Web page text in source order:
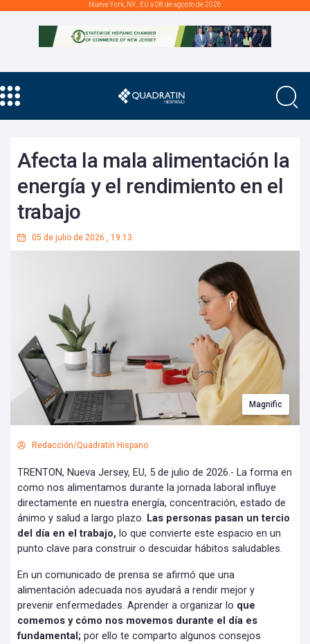
Nueva York, NY., EU a 08 de agosto de 2026
Afecta la mala alimentación la
energía y el rendimiento en el
trabajo
05 de julio de 2026 , 19:13
Magnific
Redacción/Quadratín Hispano
TRENTON, Nueva Jersey, EU, 5 de julio de 2026.- La forma en
como nos alimentamos durante la jornada laboral influye
directamente en nuestra energía, concentración, estado de
ánimo y salud a largo plazo. Las personas pasan un tercio
del día en el trabajo, lo que convierte este espacio en un
punto clave para construir o descuidar hábitos saludables.
En un comunicado de prensa se afirmó que una
alimentación adecuada nos ayudará a rendir mejor y
prevenir enfermedades. Aprender a organizar lo que
comemos y cómo nos movemos durante el día es
fundamental; por ello te comparto algunos consejos